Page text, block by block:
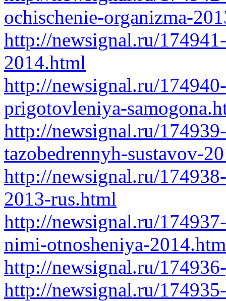
ochischenie-organizma-
http://newsignal.ru/
2014.html
http://newsignal.ru/
prigotovleniya-
http://newsignal.ru/
tazobedrennyh-sustavov-
http://newsignal.ru/
2013-rus.html
http://newsignal.ru/
nimi-otnosheniya-
http://newsignal.ru/
http://newsignal.ru/